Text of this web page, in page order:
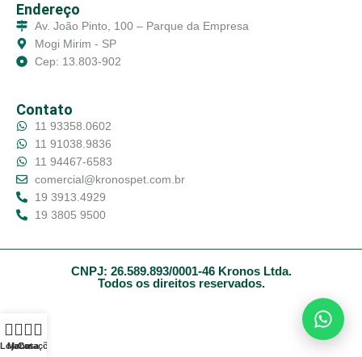
Endereço
Av. João Pinto, 100 – Parque da Empresa
Mogi Mirim - SP
Cep: 13.803-902
Contato
11 93358.0602
11 91038.9836
11 94467-6583
comercial@kronospet.com.br
19 3913.4929
19 3805 9500
CNPJ: 26.589.893/0001-46 Kronos Ltda.
Todos os direitos reservados.
Loja
Menu
Casa
Cotações